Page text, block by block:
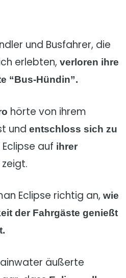
und Busfahrer, die
erlebten, verloren ihre
“Bus-Hündin”.
hörte von ihrem
und entschloss sich zu
auf ihrer
zeigt.
Eclipse richtig an, wie
der Fahrgäste genießt
äußerte